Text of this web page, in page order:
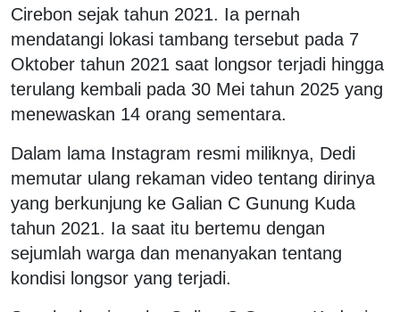
Cirebon sejak tahun 2021. Ia pernah
mendatangi lokasi tambang tersebut pada 7
Oktober tahun 2021 saat longsor terjadi hingga
terulang kembali pada 30 Mei tahun 2025 yang
menewaskan 14 orang sementara.
Dalam lama Instagram resmi miliknya, Dedi
memutar ulang rekaman video tentang dirinya
yang berkunjung ke Galian C Gunung Kuda
tahun 2021. Ia saat itu bertemu dengan
sejumlah warga dan menanyakan tentang
kondisi longsor yang terjadi.